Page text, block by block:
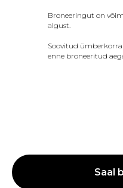
Broneeringut on
algust.
Soovitud
enne broneeritud
Saal